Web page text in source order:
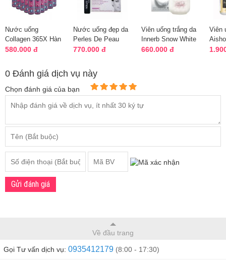
Nước uống
Collagen 365X Hàn
Quốc 10 chai x
580.000 đ
Nước uống đẹp da
Perles De Peau
Radiance
770.000 đ
Viên uống trắng da
Innerb Snow White
Hàn Quốc 56 viên
660.000 đ
Viên
Nhật
0 Đánh giá dịch vụ này
Chọn đánh giá của bạn
Gửi đánh giá
Về đầu trang
Gọi Tư vấn dịch vụ: 0935412179 (8:00 - 17:30)